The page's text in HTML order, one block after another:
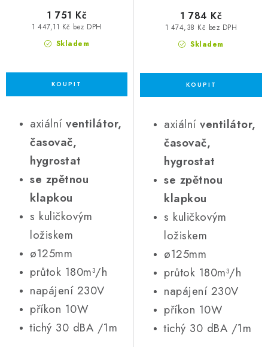
Skladem
1 447,11 Kč bez DPH
1 751 Kč
axiální ventilátor,
časovač,
hygrostat
se zpětnou
klapkou
s kuličkovým
ložiskem
ø125mm
průtok 180m³/h
napájení 230V
příkon 10W
tichý 30 dBA /1m
Skladem
1 474,38 Kč bez DPH
1 784 Kč
axiální ventilátor,
časovač,
hygrostat
se zpětnou
klapkou
s kuličkovým
ložiskem
ø125mm
průtok 180m³/h
napájení 230V
příkon 10W
tichý 30 dBA /1m